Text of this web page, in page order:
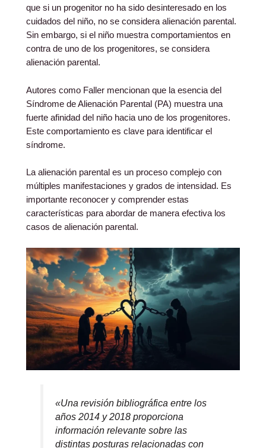
que si un progenitor no ha sido desinteresado en los
cuidados del niño, no se considera alienación parental.
Sin embargo, si el niño muestra comportamientos en
contra de uno de los progenitores, se considera
alienación parental.
Autores como Faller mencionan que la esencia del
Síndrome de Alienación Parental (PA) muestra una
fuerte afinidad del niño hacia uno de los progenitores.
Este comportamiento es clave para identificar el
síndrome.
La alienación parental es un proceso complejo con
múltiples manifestaciones y grados de intensidad. Es
importante reconocer y comprender estas
características para abordar de manera efectiva los
casos de alienación parental.
«Una revisión bibliográfica entre los
años 2014 y 2018 proporciona
información relevante sobre las
distintas posturas relacionadas con